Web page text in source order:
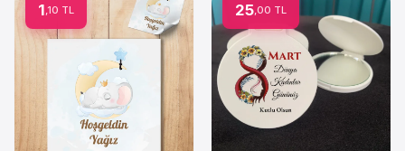
1 ,10 TL 25 ,00 TL